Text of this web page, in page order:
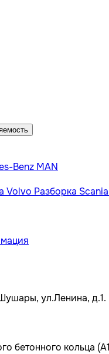
Benz MAN
Volvo Разборка Scania
ул.Ленина, д.1.
бетонного кольца